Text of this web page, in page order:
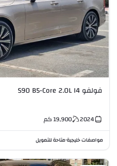
فولفو S90 B5-Core 2.0L I4
2024
19,900كم
مواصفات خليجية•متاحة للتمويل